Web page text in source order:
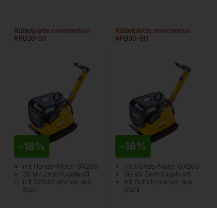
Rüttelplatte reversierbar
RPB30-50
-18%
mit Honda-Motor GX200
30 kN Zentrifugalkraft
mit Schutzrahmen aus
Stahl
Rüttelplatte reversierbar
RPB30-60
-16%
mit Honda-Motor GX200
30 kN Zentrifugalkraft
mit Schutzrahmen aus
Stahl